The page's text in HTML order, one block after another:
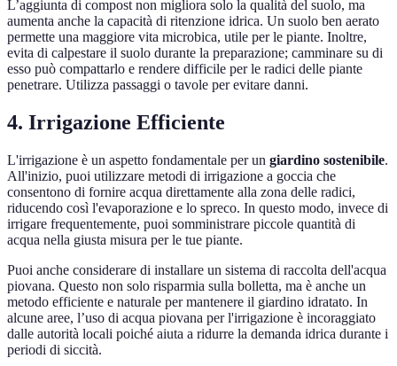
L’aggiunta di compost non migliora solo la qualità del suolo, ma
aumenta anche la capacità di ritenzione idrica. Un suolo ben aerato
permette una maggiore vita microbica, utile per le piante. Inoltre,
evita di calpestare il suolo durante la preparazione; camminare su di
esso può compattarlo e rendere difficile per le radici delle piante
penetrare. Utilizza passaggi o tavole per evitare danni.
4. Irrigazione Efficiente
L'irrigazione è un aspetto fondamentale per un giardino sostenibile.
All'inizio, puoi utilizzare metodi di irrigazione a goccia che
consentono di fornire acqua direttamente alla zona delle radici,
riducendo così l'evaporazione e lo spreco. In questo modo, invece di
irrigare frequentemente, puoi somministrare piccole quantità di
acqua nella giusta misura per le tue piante.
Puoi anche considerare di installare un sistema di raccolta dell'acqua
piovana. Questo non solo risparmia sulla bolletta, ma è anche un
metodo efficiente e naturale per mantenere il giardino idratato. In
alcune aree, l’uso di acqua piovana per l'irrigazione è incoraggiato
dalle autorità locali poiché aiuta a ridurre la demanda idrica durante i
periodi di siccità.